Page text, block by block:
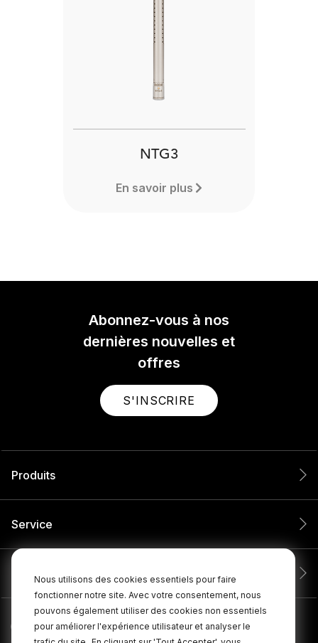
Nous utilisons des cookies essentiels pour faire
fonctionner notre site. Avec votre consentement, nous
pouvons également utiliser des cookies non essentiels
pour améliorer l'expérience utilisateur et analyser le
NTG3
En savoir plus
Abonnez-vous à nos
dernières nouvelles et
offres
S'INSCRIRE
Produits
Service
Entreprise